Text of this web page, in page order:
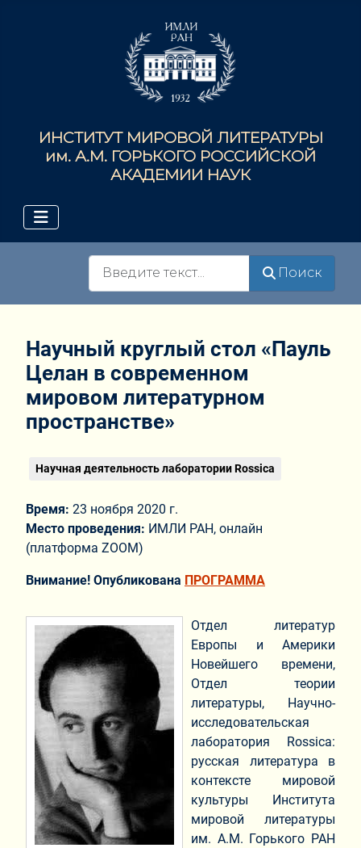
ИНСТИТУТ МИРОВОЙ ЛИТЕРАТУРЫ
им. А.М. ГОРЬКОГО РОССИЙСКОЙ
АКАДЕМИИ НАУК
Поиск
Научный круглый стол «Пауль
Целан в современном
мировом литературном
пространстве»
Научная деятельность лаборатории Rossica
Время: 23 ноября 2020 г.
Место проведения: ИМЛИ РАН, онлайн
(платформа ZOOM)
Внимание! Опубликована ПРОГРАММА
Отдел литератур
Европы и Америки
Новейшего времени,
Отдел теории
литературы, Научно-
исследовательская
лаборатория Rossica:
русская литература в
контексте мировой
культуры Института
мировой литературы
им. А.М. Горького РАН